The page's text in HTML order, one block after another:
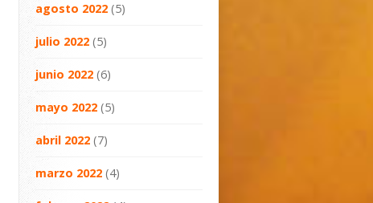
agosto 2022 (5)
julio 2022 (5)
junio 2022 (6)
mayo 2022 (5)
abril 2022 (7)
marzo 2022 (4)